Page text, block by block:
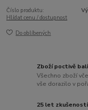
Číslo produktu:
Hlídat cenu / dostupnost
Do oblíbených
Zboží poctivě
Všechno zboží
vše dorazilo v
25 let zkušeností